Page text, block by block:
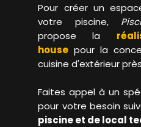
Pour créer un
votre piscine,
propose la
house pour la
cuisine d'extérieur
Faites appel à un
pour votre besoin
piscine et de local